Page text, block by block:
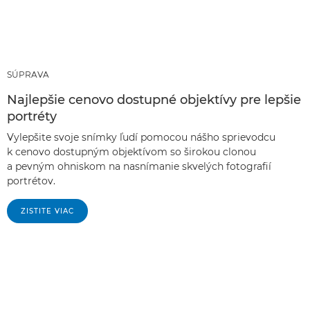
SÚPRAVA
Najlepšie cenovo dostupné objektívy pre lepšie
portréty
Vylepšite svoje snímky ľudí pomocou nášho sprievodcu
k cenovo dostupným objektívom so širokou clonou
a pevným ohniskom na nasnímanie skvelých fotografií
portrétov.
ZISTITE VIAC